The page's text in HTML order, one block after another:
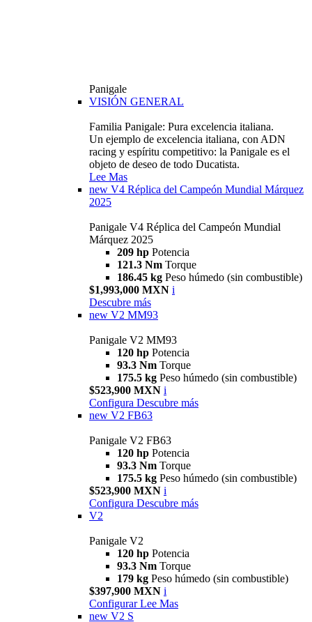
Panigale
VISIÓN GENERAL
Familia Panigale: Pura excelencia italiana.
Un ejemplo de excelencia italiana, con ADN
racing y espíritu competitivo: la Panigale es el
objeto de deseo de todo Ducatista.
Lee Mas
new V4 Réplica del Campeón Mundial Márquez
2025
Panigale V4 Réplica del Campeón Mundial
Márquez 2025
209 hp Potencia
121.3 Nm Torque
186.45 kg Peso húmedo (sin combustible)
$1,993,000 MXN i
Descubre más
new V2 MM93
Panigale V2 MM93
120 hp Potencia
93.3 Nm Torque
175.5 kg Peso húmedo (sin combustible)
$523,900 MXN i
Configura Descubre más
new V2 FB63
Panigale V2 FB63
120 hp Potencia
93.3 Nm Torque
175.5 kg Peso húmedo (sin combustible)
$523,900 MXN i
Configura Descubre más
V2
Panigale V2
120 hp Potencia
93.3 Nm Torque
179 kg Peso húmedo (sin combustible)
$397,900 MXN i
Configurar Lee Mas
new V2 S